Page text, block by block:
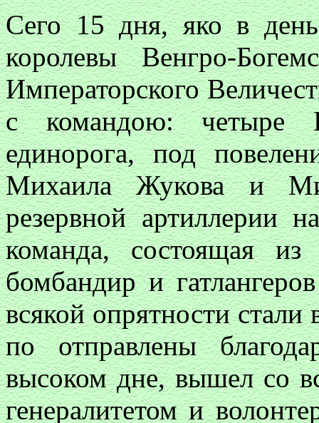
Сего 15 дня, яко в день
королевы Венгро-
Императорского
с командою: четыре
единорога, под
Михаила Жукова и
резервной артиллерии
команда, состоящая
бомбандир и
всякой опрятности
по отправлены
высоком дне, вышел со
генералитетом и